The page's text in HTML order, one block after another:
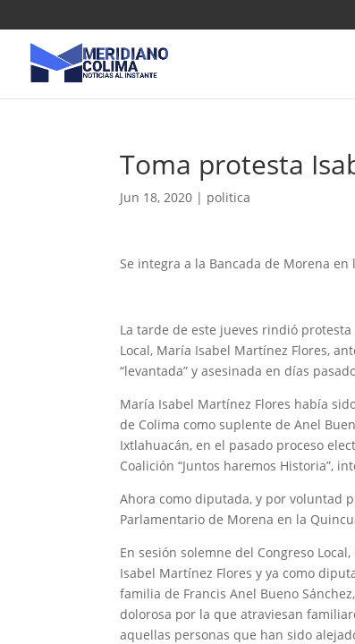
Toma protesta
Jun 18, 2020 | politica
Se integra a la Bancada de Morena en
La tarde de este jueves rindió
Local, María Isabel Martínez Flores,
“levantada” y asesinada en días
María Isabel Martínez Flores había
de Colima como suplente de Anel
Ixtlahuacán, en el pasado proceso
Coalición “Juntos haremos Historia”,
Ahora como diputada, y por voluntad
Parlamentario de Morena en la
En sesión solemne del Congreso
Isabel Martínez Flores y ya como
familia de Francis Anel Bueno
dolorosa por la que atraviesan
aquellas personas que han sido